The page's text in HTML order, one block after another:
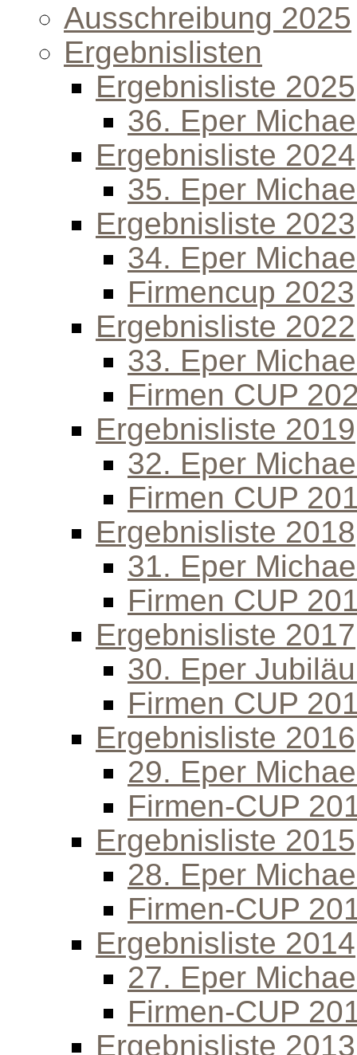
Ausschreibung 2025
Ergebnislisten
Ergebnisliste 2025
36. Eper
Ergebnisliste 2024
35. Eper
Ergebnisliste 2023
34. Eper
Firmencup 2023
Ergebnisliste 2022
33. Eper
Firmen CUP
Ergebnisliste 2019
32. Eper
Firmen CUP
Ergebnisliste 2018
31. Eper
Firmen CUP
Ergebnisliste 2017
30. Eper
Firmen CUP
Ergebnisliste 2016
29. Eper
Firmen-CUP
Ergebnisliste 2015
28. Eper
Firmen-CUP
Ergebnisliste 2014
27. Eper
Firmen-CUP
Ergebnisliste 2013